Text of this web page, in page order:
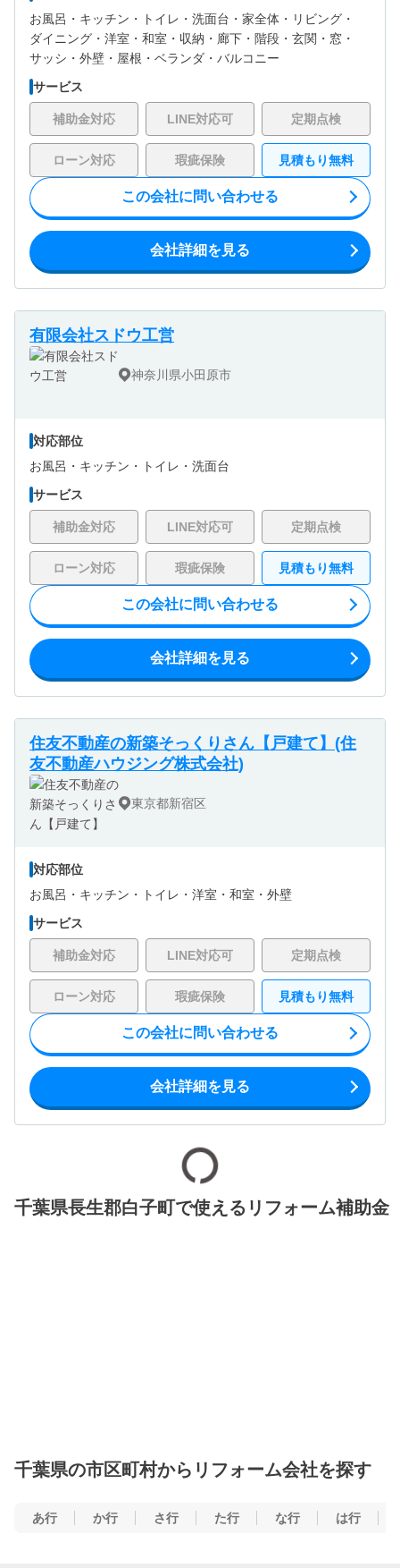
お風呂・ キッチン・ トイレ・ 洗面台・ 家全体・ リビング・
ダイニング・ 洋室・ 和室・ 収納・ 廊下・ 階段・ 玄関・ 窓・
サッシ・ 外壁・ 屋根・ ベランダ・バルコニー
サービス
補助金対応 LINE対応可 定期点検
ローン対応 瑕疵保険 見積もり無料
この会社に問い合わせる
会社詳細を見る
有限会社スドウ工営
神奈川県小田原市
対応部位
お風呂・ キッチン・ トイレ・ 洗面台
サービス
補助金対応 LINE対応可 定期点検
ローン対応 瑕疵保険 見積もり無料
この会社に問い合わせる
会社詳細を見る
住友不動産の新築そっくりさん【戸建て】(住
友不動産ハウジング株式会社)
東京都新宿区
対応部位
お風呂・ キッチン・ トイレ・ 洋室・ 和室・ 外壁
サービス
補助金対応 LINE対応可 定期点検
ローン対応 瑕疵保険 見積もり無料
この会社に問い合わせる
会社詳細を見る
千葉県長生郡白子町で使えるリフォーム補助金
千葉県の市区町村からリフォーム会社を探す
あ行 か行 さ行 た行 な行 は行